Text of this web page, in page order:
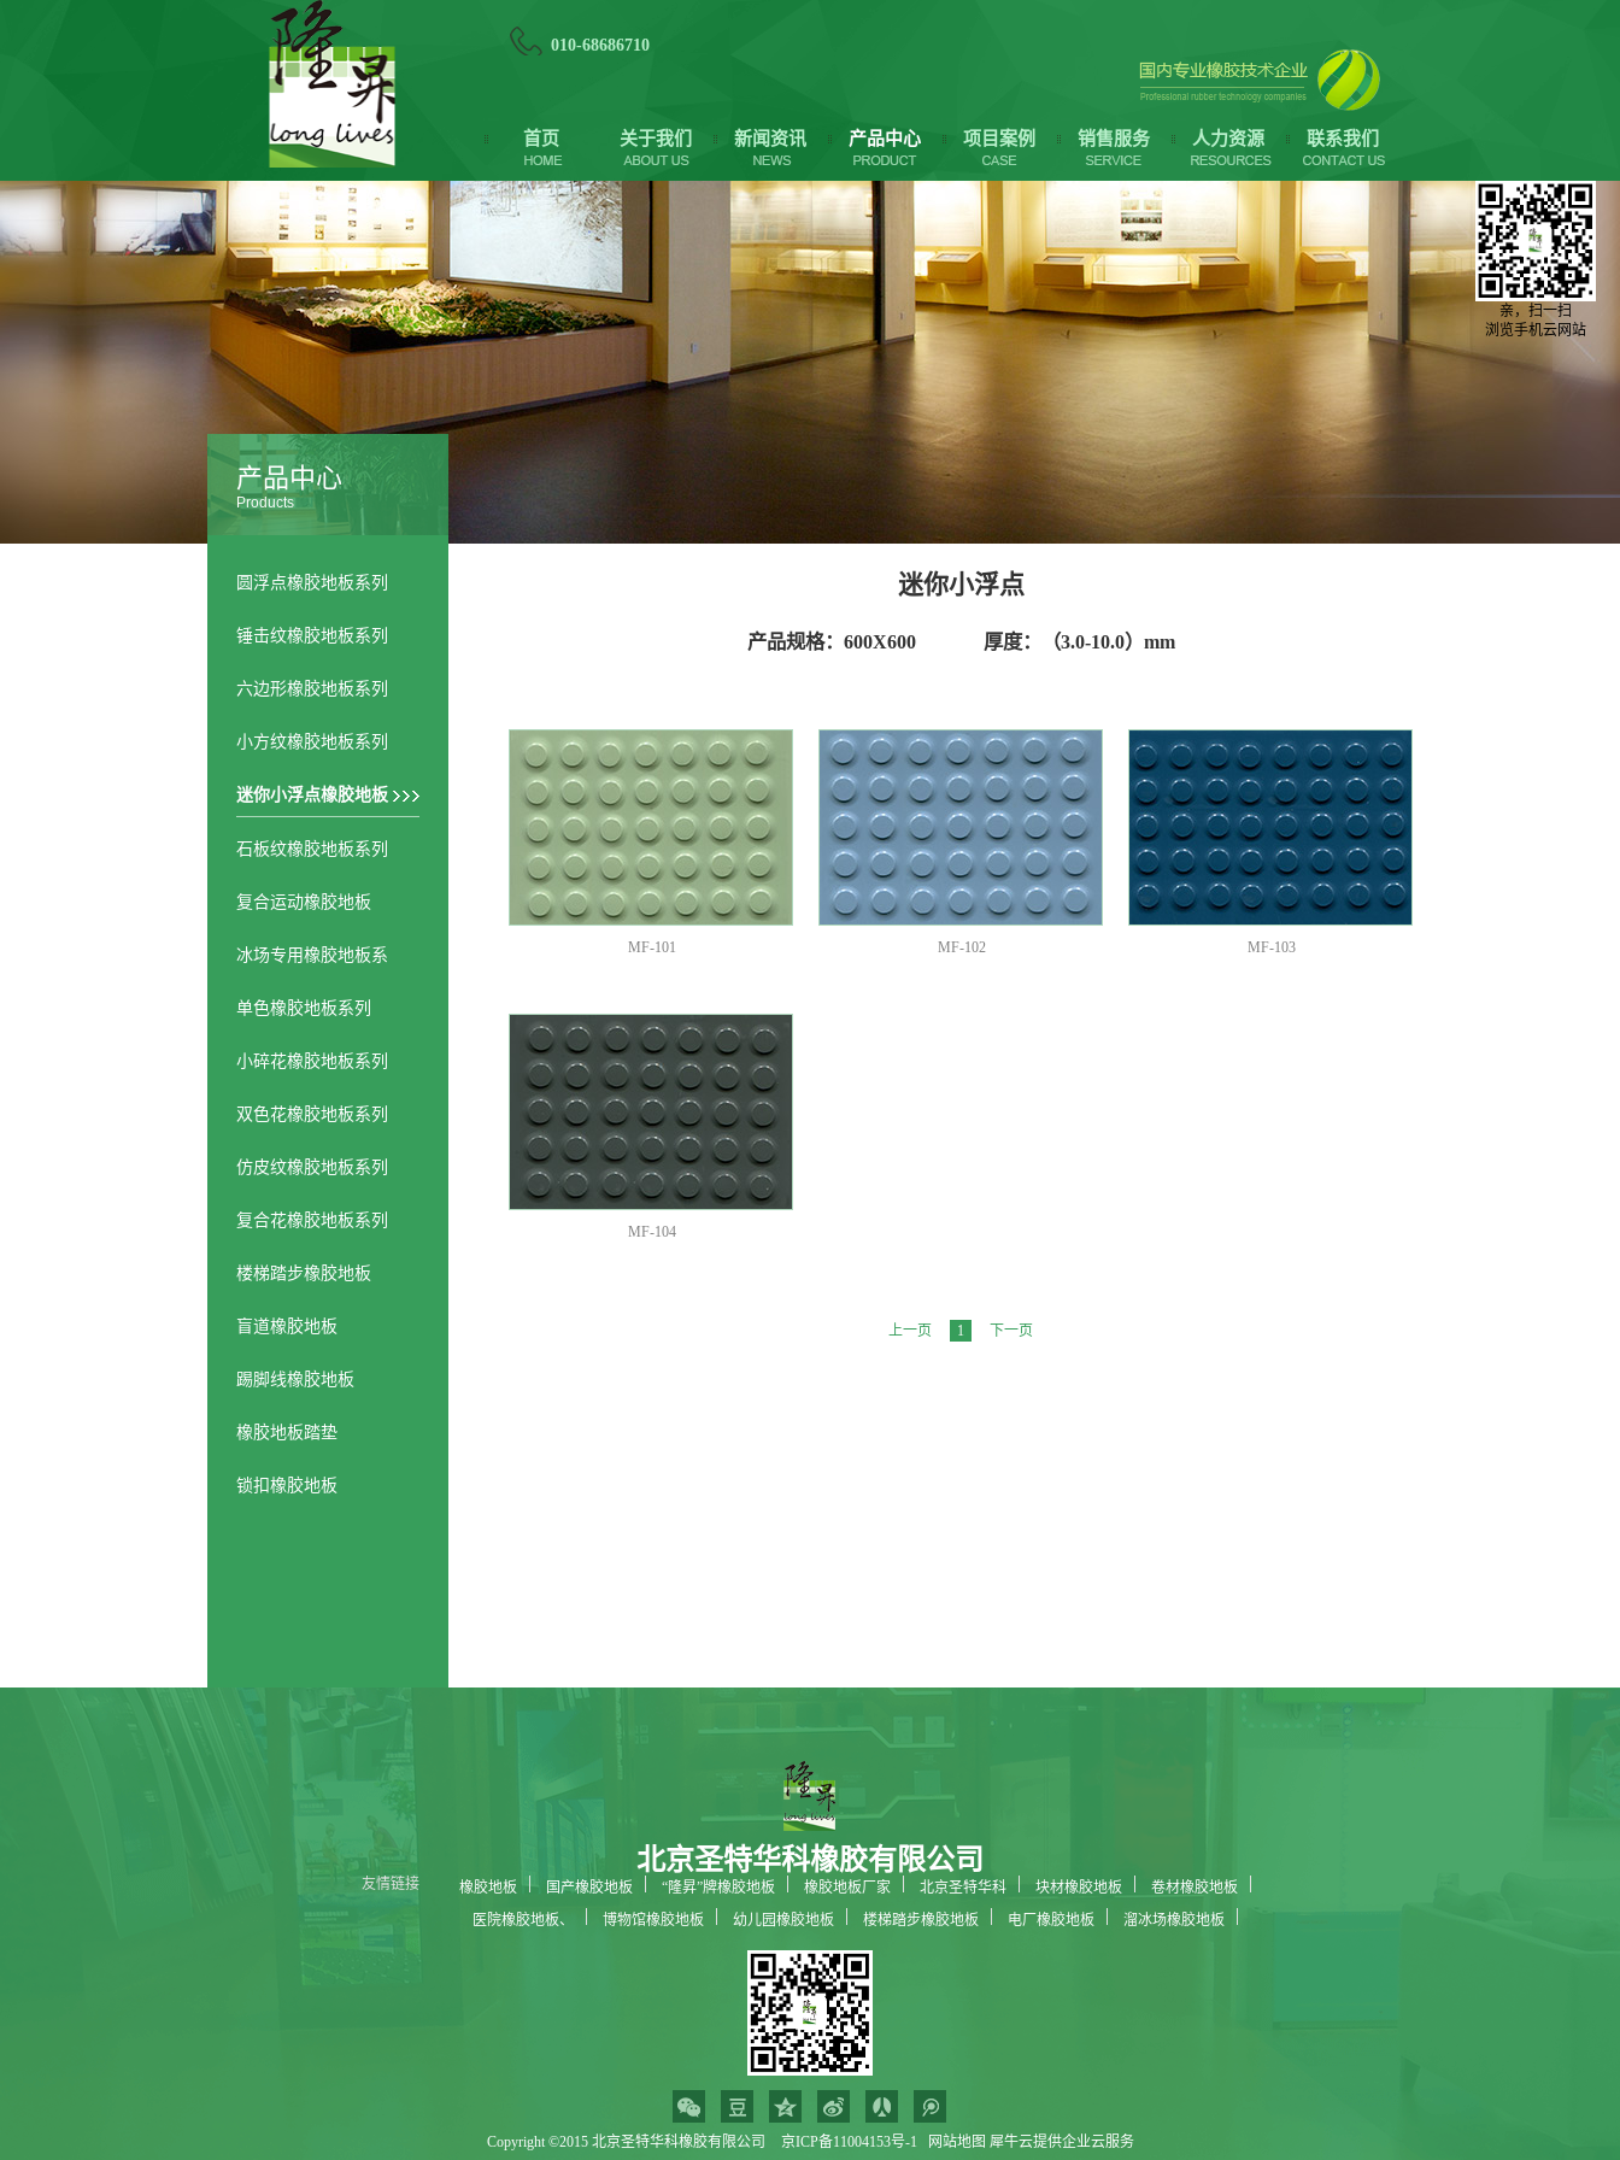
010-68686710
首页 关于我们 新闻资讯 产品中心 项目案例 销售服务 人力资源 联系我们
产品中心
Products
圆浮点橡胶地板系列
锤击纹橡胶地板系列
六边形橡胶地板系列
小方纹橡胶地板系列
迷你小浮点橡胶地板
石板纹橡胶地板系列
复合运动橡胶地板
冰场专用橡胶地板系
列
单色橡胶地板系列
小碎花橡胶地板系列
双色花橡胶地板系列
仿皮纹橡胶地板系列
复合花橡胶地板系列
楼梯踏步橡胶地板
盲道橡胶地板
踢脚线橡胶地板
橡胶地板踏垫
锁扣橡胶地板
迷你小浮点
产品规格：600X600 厚度：（3.0-10.0）mm
MF-101 MF-102 MF-103
MF-104
上一页 1 下一页
北京圣特华科橡胶有限公司
Copyright ©2015 北京圣特华科橡胶有限公司 京ICP备11004153号-1 网站地图 犀牛云提供企业云服务
友情链接 橡胶地板 国产橡胶地板 “隆昇”牌橡胶地板 橡胶地板厂家 北京圣特华科 块材橡胶地板
卷材橡胶地板
医院橡胶地板、
博物馆橡胶地板 幼儿园橡胶地板 楼梯踏步橡胶地板 电厂橡胶地板
溜冰场橡胶地板
科技馆橡胶地板
亲，扫一扫
浏览手机云网站